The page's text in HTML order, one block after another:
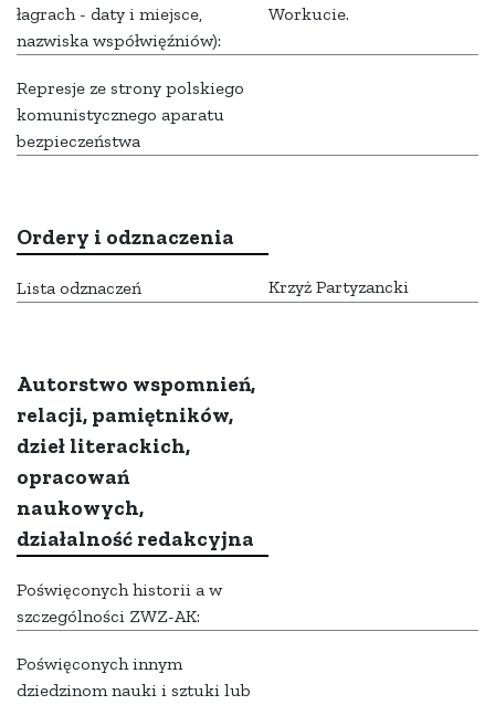
łagrach - daty i miejsce,
nazwiska współwięźniów):
Workucie.
Represje ze strony polskiego
komunistycznego aparatu
bezpieczeństwa
Ordery i odznaczenia
Lista odznaczeń Krzyż Partyzancki
Autorstwo wspomnień,
relacji, pamiętników,
dzieł literackich,
opracowań
naukowych,
działalność redakcyjna
Poświęconych historii a w
szczególności ZWZ-AK:
Poświęconych innym
dziedzinom nauki i sztuki lub